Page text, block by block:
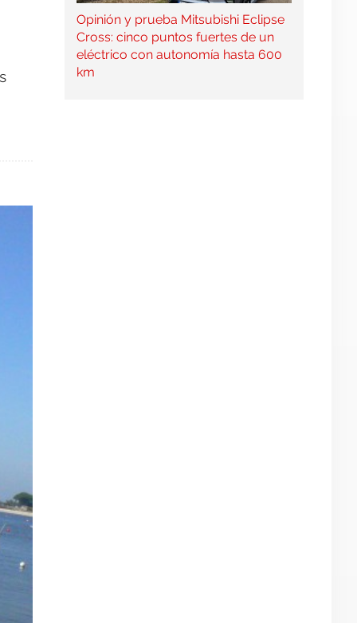
Opinión y prueba Mitsubishi Eclipse
Cross: cinco puntos fuertes de un
eléctrico con autonomía hasta 600
km